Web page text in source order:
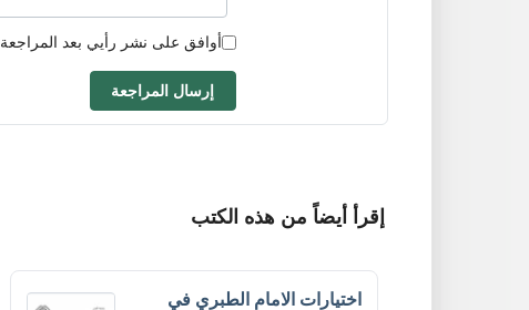
أوافق على نشر رأيي بعد المراجعة.
إرسال المراجعة
إقرأ أيضاً من هذه الكتب
اختيارات الامام الطبري في